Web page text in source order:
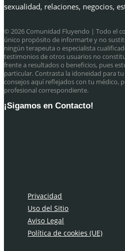
sexualidad, relaciones, negocios,
© 2026 Comunidad Fluyendo | Todo el
único propósito de informarte y no
ningún terapeuta o especialista
testimonios de otros usuarios no
frente a resultados o beneficios, pues
particular. Contrasta la idoneidad para tu
consejos aquí reflejados con tu médico,
profesional correspondiente.
¡Sigamos en Contacto!
Privacidad
Uso del Sitio
Aviso Legal
Política de cookies (UE)